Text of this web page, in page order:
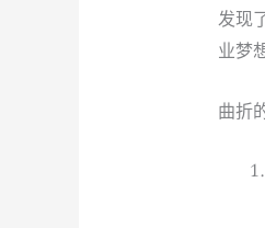
发现
业梦
曲折